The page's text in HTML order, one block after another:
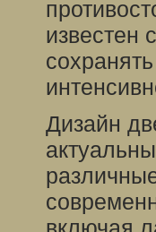
известен
Дизайн